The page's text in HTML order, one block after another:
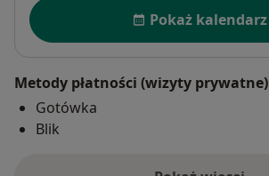
Dostępność
Pokaż kalendarz
Metody płatności (wizyty prywatne)
Gotówka
Blik